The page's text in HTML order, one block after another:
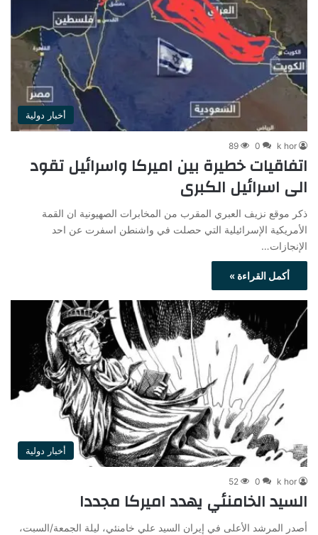
أخبار دولية
k hor
0
89
اتفاقيات خطيرة بين اميركا واسرائيل تقود
الى اسرائيل الكبرى
ذكر موقع نزيف العبري المقرب من المخابرات الصهيونية ان القمة
الأمريكية الإسرائيلية التي حصلت في واشنطن اسفرت عن احد
الإنجازات…
أكمل القراءة »
أخبار دولية
k hor
0
52
السيد الخامنئي يهدد اميركا مجددا
أصدر المرشد الأعلى في إيران السيد علي خامنئي، ليلة الجمعة/السبت،